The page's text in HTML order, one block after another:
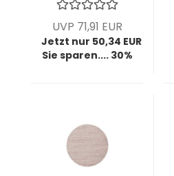
Stck/Pck
UVP 71,91 EUR
Jetzt nur 50,34 EUR
Sie sparen.... 30%